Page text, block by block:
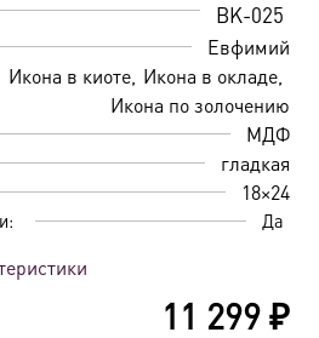
BK-025
Евфимий
Икона в киоте Икона в окладе
Икона по золочению
МДФ
гладкая
18×24
Да
11 299₽